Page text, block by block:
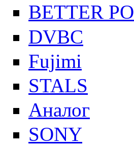
BETTER
DVBC
Fujimi
STALS
Аналог
SONY